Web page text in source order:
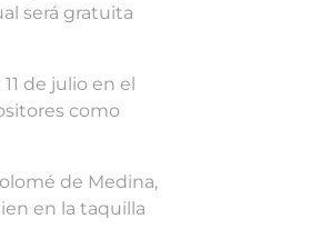
será gratuita
de julio en el
como
de Medina,
en la taquilla